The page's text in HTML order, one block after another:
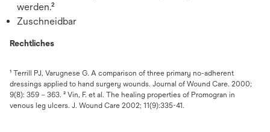
werden.²
Zuschneidbar
Rechtliches
¹ Terrill PJ, Varugnese G. A comparison of three primary no-adherent
dressings applied to hand surgery wounds. Journal of Wound Care. 2000;
9(8): 359 – 363. ² Vin, F. et al. The healing properties of Promogran in
venous leg ulcers. J. Wound Care 2002; 11(9):335-41.